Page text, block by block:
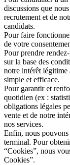
discussions que
recrutement et de
candidats.
Pour faire
de votre
Pourprendre
sur la base des
notre intérêt
simple et efficace.
Pour garantir et
quotidien (ex :
obligations légales
vente et de notre
nos services.
Enfin, nous pouvons
terminal. Pour
“Cookies”, nous
Cookies”.